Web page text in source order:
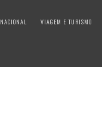
VIAGEM E TURISMO